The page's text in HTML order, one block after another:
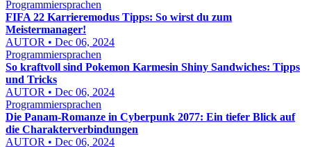
Programmiersprachen
FIFA 22 Karrieremodus Tipps: So wirst du zum
Meistermanager!
AUTOR • Dec 06, 2024
Programmiersprachen
So kraftvoll sind Pokemon Karmesin Shiny Sandwiches: Tipps
und Tricks
AUTOR • Dec 06, 2024
Programmiersprachen
Die Panam-Romanze in Cyberpunk 2077: Ein tiefer Blick auf
die Charakterverbindungen
AUTOR • Dec 06, 2024